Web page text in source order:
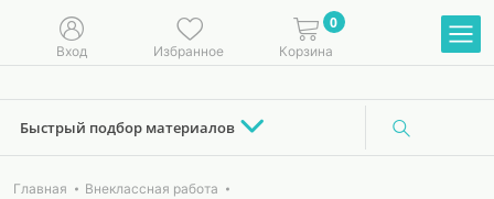
Вход Избранное
0
Корзина
Быстрый подбор материалов
Главная
Внеклассная работа